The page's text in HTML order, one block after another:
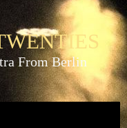
From Berlin